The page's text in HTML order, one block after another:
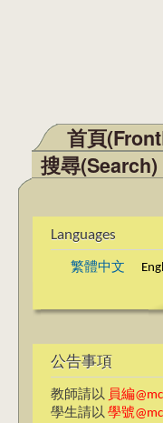
Main menu
首頁
搜尋(Search)
Languages
繁體中文
公告事項
教師請以 員編
學生請以 學號